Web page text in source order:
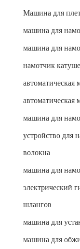
Машина для
машина для
машина для
намотчик
автоматическая
машина для
устройство для
волокна
машина для
электрический
шлангов
машина для
машина для